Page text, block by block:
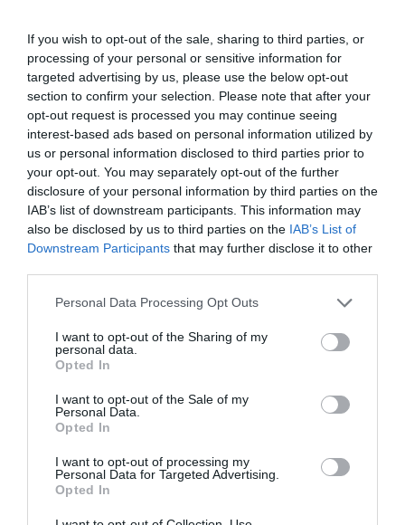
If you wish to opt-out of the sale, sharing to third parties, or
processing of your personal or sensitive information for
targeted advertising by us, please use the below opt-out
section to confirm your selection. Please note that after your
opt-out request is processed you may continue seeing
interest-based ads based on personal information utilized by
us or personal information disclosed to third parties prior to
your opt-out. You may separately opt-out of the further
disclosure of your personal information by third parties on the
IAB’s list of downstream participants. This information may
also be disclosed by us to third parties on the IAB’s List of
Downstream Participants that may further disclose it to other
Personal Data Processing Opt Outs
I want to opt-out of the Sharing of my
personal data.
Opted In
I want to opt-out of the Sale of my
Personal Data.
Opted In
I want to opt-out of processing my
Personal Data for Targeted Advertising.
Opted In
Πολιτισμό στοCulturenow.gr
Νέοι Διαγωνισμοί❯
Tags
ΑΡΧΑΙΟ ΔΡΑΜΑ
ΕΚΠΑΙΔΕΥΤΙΚΑ ΠΡΟΓΡΑΜΜΑΤΑ
ΛΥΚΕΙΟ ΕΠΙΔΑΥΡΟΥ
ΦΕΣΤΙΒΑΛ ΑΘΗΝΩΝ ΚΑΙ ΕΠΙΔΑΥΡΟΥ
Newsletter
την Τέχνη και τον Πολιτισμό!
Ακολουθήστε το Culturenow.gr